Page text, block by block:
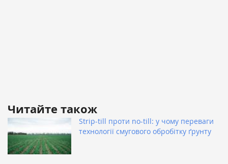
Читайте також
Strip-till проти no-till: у чому переваги
технології смугового обробітку ґрунту